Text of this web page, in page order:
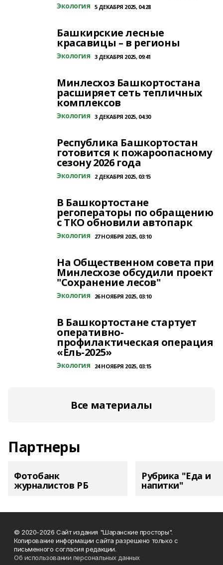
Экология 5 ДЕКАБРЯ 2025, 04:28
Башкирские лесные
красавицы – в регионы
Экология 3 ДЕКАБРЯ 2025, 09:41
Минлесхоз Башкортостана
расширяет сеть тепличных
комплексов
Экология 3 ДЕКАБРЯ 2025, 04:30
Республика Башкортостан
готовится к пожароопасному
сезону 2026 года
Экология 2 ДЕКАБРЯ 2025, 03:15
В Башкортостане
регоператоры по обращению
с ТКО обновили автопарк
Экология 27 НОЯБРЯ 2025, 03:10
На Общественном совета при
Минлесхозе обсудили проект
"Сохранение лесов"
Экология 26 НОЯБРЯ 2025, 03:10
В Башкортостане стартует
оперативно-
профилактическая операция
«Ель-2025»
Экология 24 НОЯБРЯ 2025, 03:15
Все материалы
Партнеры
Фотобанк
журналистов РБ
Рубрика "Еда и
напитки"
© 2020-2026 Сайт издания "Шаранские просторы".
Копирование информации сайта разрешено только с
письменного согласия редакции.
Об использовании персональных данных